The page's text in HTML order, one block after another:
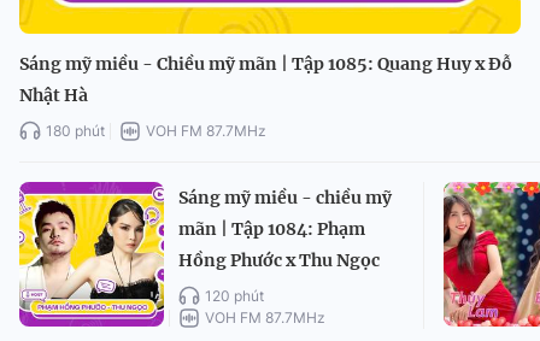
Sáng mỹ miều - Chiều mỹ mãn | Tập 1085: Quang Huy x Đỗ
Nhật Hà
180 phút VOH FM 87.7MHz
Sáng mỹ miều - chiều mỹ
mãn | Tập 1084: Phạm
Hồng Phước x Thu Ngọc
120 phút
VOH FM 87.7MHz